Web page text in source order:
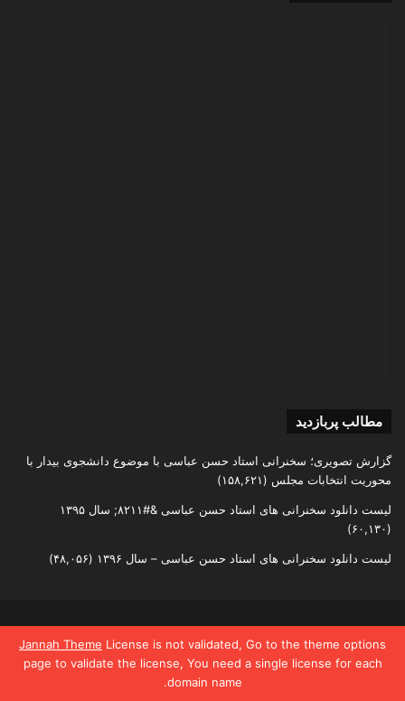
Jannah Theme License is not validated, Go to the theme options
page to validate the license, You need a single license for each
domain name.
مطالب پربازدید
گزارش تصویری؛ سخنرانی استاد حسن عباسی با موضوع دانشجوی بیدار با
محوریت انتخابات مجلس (۱۵۸,۶۲۱)
لیست دانلود سخنرانی های استاد حسن عباسی &#۸۲۱۱; سال ۱۳۹۵
(۶۰,۱۳۰)
لیست دانلود سخنرانی های استاد حسن عباسی – سال ۱۳۹۶ (۴۸,۰۵۶)